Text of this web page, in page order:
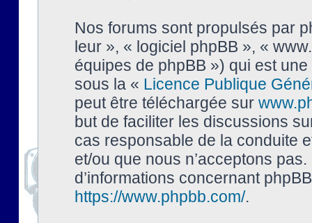
Nos forums sont propulsés par
leur », « logiciel phpBB », «
équipes de phpBB ») qui est
sous la « Licence Publique
peut être téléchargée sur
but de faciliter les discussions
cas responsable de la conduite
et/ou que nous n’acceptons
d’informations concernant
https://www.phpbb.com/.